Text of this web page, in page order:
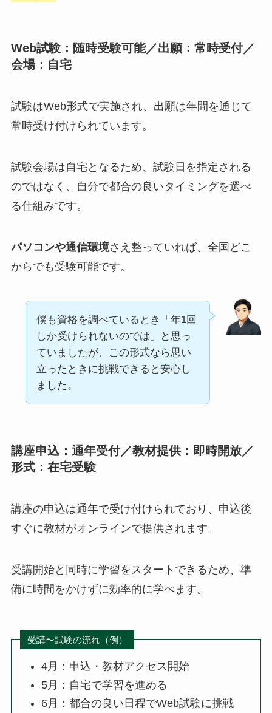
Web試験：随時受験可能／出願：常時受付／
会場：自宅
試験はWeb形式で実施され、出願は年間を通じて
常時受け付けられています。
試験会場は自宅となるため、試験日を指定される
のではなく、自分で都合の良いタイミングを選べ
る仕組みです。
パソコンや通信環境さえ整っていれば、全国どこ
からでも受験可能です。
僕も資格を調べているとき「年1回
しか受けられないのでは」と思っ
ていましたが、この形式なら思い
立ったときに挑戦できると安心し
ました。
講座申込：通年受付／教材提供：即時開放／
形式：在宅受験
講座の申込は通年で受け付けられており、申込後
すぐに教材がオンラインで提供されます。
受講開始と同時に学習をスタートできるため、準
備に時間をかけずに効率的に学べます。
受講〜試験の流れ（例）
4月：申込・教材アクセス開始
5月：自宅で学習を進める
6月：都合の良い日程でWeb試験に挑戦